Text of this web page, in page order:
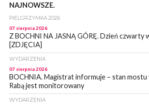
NAJNOWSZE.
PIELGRZYMKA 2026
07 sierpnia 2026
Z BOCHNI NA JASNĄ GÓRĘ. Dzień czwarty
[ZDJĘCIA]
WYDARZENIA
07 sierpnia 2026
BOCHNIA. Magistrat informuje – stan mostu
Rabą jest monitorowany
WYDARZENIA